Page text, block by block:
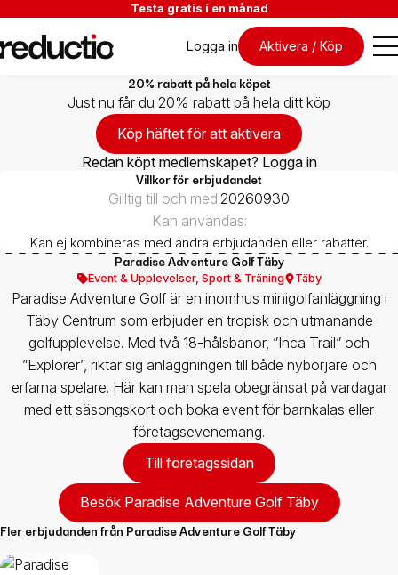
Testa gratis i en månad
Logga in Aktivera / Köp
20% rabatt på hela köpet
Just nu får du 20% rabatt på hela ditt köp
Köp häftet för att aktivera
Redan köpt medlemskapet? Logga in
Villkor för erbjudandet
Gilltig till och med:20260930
Kan användas:
Kan ej kombineras med andra erbjudanden eller rabatter.
Paradise Adventure Golf Täby
Event & Upplevelser, Sport & Träning Täby
Paradise Adventure Golf är en inomhus minigolfanläggning i
Täby Centrum som erbjuder en tropisk och utmanande
golfupplevelse. Med två 18-hålsbanor, ”Inca Trail” och
”Explorer”, riktar sig anläggningen till både nybörjare och
erfarna spelare. Här kan man spela obegränsat på vardagar
med ett säsongskort och boka event för barnkalas eller
företagsevenemang.
Till företagssidan
Besök Paradise Adventure Golf Täby
Fler erbjudanden från Paradise Adventure Golf Täby